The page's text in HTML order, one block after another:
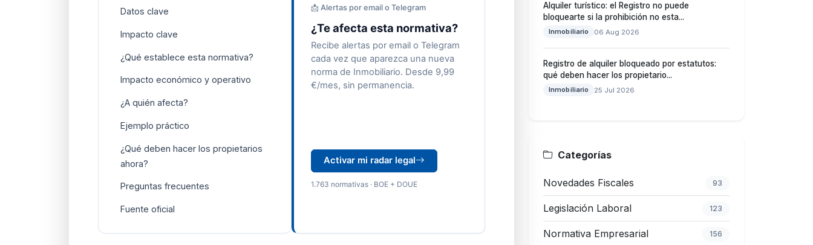
Datos clave
Impacto clave
¿Qué establece esta normativa?
Impacto económico y operativo
¿A quién afecta?
Ejemplo práctico
¿Qué deben hacer los propietarios
ahora?
Preguntas frecuentes
Fuente oficial
📩 Alertas por email o Telegram
¿Te afecta esta normativa?
Recibe alertas por email o Telegram
cada vez que aparezca una nueva
norma de Inmobiliario. Desde 9,99
€/mes, sin permanencia.
Activar mi radar legal
1.763 normativas · BOE + DOUE
Alquiler turístico: el Registro no puede
bloquearte si la prohibición no esta...
Inmobiliario 06 Aug 2026
Registro de alquiler bloqueado por estatutos:
qué deben hacer los propietario...
Inmobiliario 25 Jul 2026
Categorías
Novedades Fiscales 93
Legislación Laboral 123
Normativa Empresarial 156